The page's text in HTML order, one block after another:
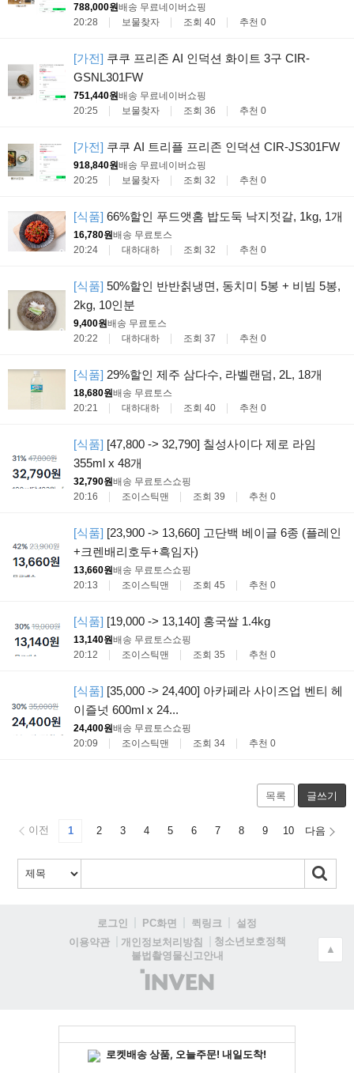
788,000원배송 무료네이버쇼핑
20:28
보물찾자 조회 40 추천 0
[가전] 쿠쿠 프리존 AI 인덕션 화이트 3구 CIR-
GSNL301FW
751,440원배송 무료네이버쇼핑
20:25
보물찾자 조회 36 추천 0
[가전] 쿠쿠 AI 트리플 프리존 인덕션 CIR-JS301FW
918,840원배송 무료네이버쇼핑
20:25
보물찾자 조회 32 추천 0
[식품] 66%할인 푸드앳홈 밥도둑 낙지젓갈, 1kg, 1개
16,780원배송 무료 토스
20:24
대하대하 조회 32 추천 0
[식품] 50%할인 반반칡냉면, 동치미 5봉 + 비빔 5봉,
2kg, 10인분
9,400원배송 무료 토스
20:22
대하대하 조회 37 추천 0
[식품] 29%할인 제주 삼다수, 라벨랜덤, 2L, 18개
18,680원배송 무료 토스
20:21
대하대하 조회 40 추천 0
[식품] [47,800 -> 32,790] 칠성사이다 제로 라임
355ml x 48개
32,790원배송 무료 토스쇼핑
20:16
조이스틱맨 조회 39 추천 0
[식품] [23,900 -> 13,660] 고단백 베이글 6종 (플레인
+크렌배리호두+흑임자)
13,660원배송 무료 토스쇼핑
20:13
조이스틱맨 조회 45 추천 0
[식품] [19,000 -> 13,140] 홍국쌀 1.4kg
13,140원배송 무료 토스쇼핑
20:12
조이스틱맨 조회 35 추천 0
[식품] [35,000 -> 24,400] 아카페라 사이즈업 벤티 헤
이즐넛 600ml x 24...
24,400원배송 무료 토스쇼핑
20:09
조이스틱맨 조회 34 추천 0
목록 글쓰기
이전 1 2 3 4 5 6 7 8 9 10 다음
로그인 PC화면 퀵링크
설정
이용약관
개인정보처리방침
청소년보호정책
불법촬영물신고안내
(주)
인
▲